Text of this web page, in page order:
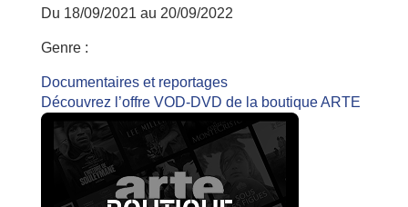
Du 18/09/2021 au 20/09/2022
Genre :
Documentaires et reportages
Découvrez l’offre VOD-DVD de la boutique ARTE